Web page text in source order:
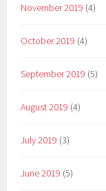
November 2019 (4)
October 2019 (4)
September 2019 (5)
August 2019 (4)
July 2019 (3)
June 2019 (5)